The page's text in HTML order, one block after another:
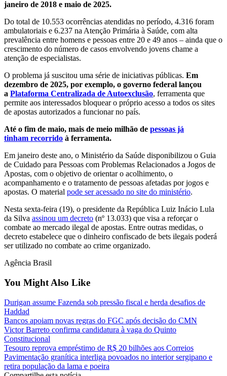
janeiro de 2018 e maio de 2025.
Do total de 10.553 ocorrências atendidas no período, 4.316 foram
ambulatoriais e 6.237 na Atenção Primária à Saúde, com alta
prevalência entre homens e pessoas entre 20 e 49 anos – ainda que o
crescimento do número de casos envolvendo jovens chame a
atenção de especialistas.
O problema já suscitou uma série de iniciativas públicas. Em
dezembro de 2025, por exemplo, o governo federal lançou
a Plataforma Centralizada de Autoexclusão, ferramenta que
permite aos interessados bloquear o próprio acesso a todos os sites
de apostas autorizados a funcionar no país.
Até o fim de maio, mais de meio milhão de pessoas já
tinham recorrido à ferramenta.
Em janeiro deste ano, o Ministério da Saúde disponibilizou o Guia
de Cuidado para Pessoas com Problemas Relacionados a Jogos de
Apostas, com o objetivo de orientar o acolhimento, o
acompanhamento e o tratamento de pessoas afetadas por jogos e
apostas. O material pode ser acessado no site do ministério.
Nesta sexta-feira (19), o presidente da República Luiz Inácio Lula
da Silva assinou um decreto (nº 13.033) que visa a reforçar o
combate ao mercado ilegal de apostas. Entre outras medidas, o
decreto estabelece que o dinheiro confiscado de bets ilegais poderá
ser utilizado no combate ao crime organizado.
Agência Brasil
You Might Also Like
Durigan assume Fazenda sob pressão fiscal e herda desafios de
Haddad
Bancos apoiam novas regras do FGC após decisão do CMN
Victor Barreto confirma candidatura à vaga do Quinto
Constitucional
Tesouro reprova empréstimo de R$ 20 bilhões aos Correios
Pavimentação granítica interliga povoados no interior sergipano e
retira população da lama e poeira